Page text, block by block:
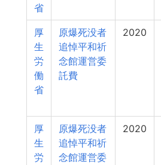
省
厚
生
労
働
省
原爆死没者
追悼平和祈
念館運営委
託費
2020
厚
生
労
原爆死没者
追悼平和祈
念館運営委
2020